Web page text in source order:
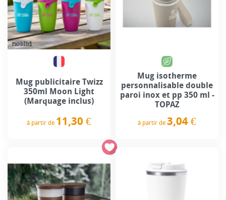
Mug publicitaire Twizz
350ml Moon Light
(Marquage inclus)
à partir de 11,30 €
Mug isotherme
personnalisable double
paroi inox et pp 350 ml -
TOPAZ
à partir de 3,04 €